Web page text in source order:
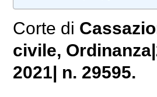
Corte di
civile,
2021| n. 29595.